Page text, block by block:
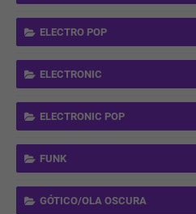
ELECTRO POP
ELECTRONIC
ELECTRONIC POP
FUNK
GÓTICO/OLA OSCURA